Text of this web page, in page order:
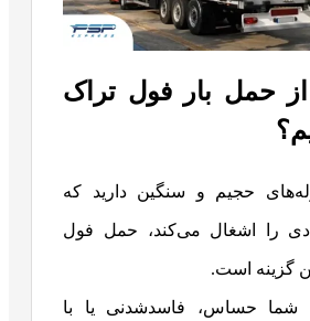
حمل بار فول تراک
حجیم و سنگین دارید که
را اشغال می‌کند، حمل فول
گزینه است.
شما حساس، فاسدشدنی یا با